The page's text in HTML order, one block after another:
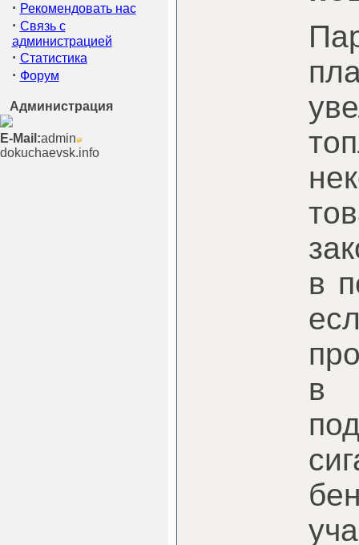
· Рекомендовать нас
· Связь с
администрацией
· Статистика
· Форум
Администрация
E-Mail:admin
dokuchaevsk.info
в
в